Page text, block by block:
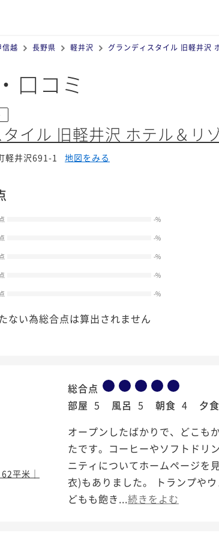
信越 長野県 軽井沢 グランディスタイル 旧軽井沢
口コミ
イル 旧軽井沢 ホテル＆リ
軽井沢691-1 地図をみる
-%
-%
-%
-%
-%
ない為総合点は算出されません
平米｜
総合点
部屋 5 風呂 5 朝食 4 夕食
オープンしたばかりで、どこも
たです。コーヒーやソフトドリ
ニティについてホームページを
衣)もありました。 トランプや
どもも飽き...続きをよむ